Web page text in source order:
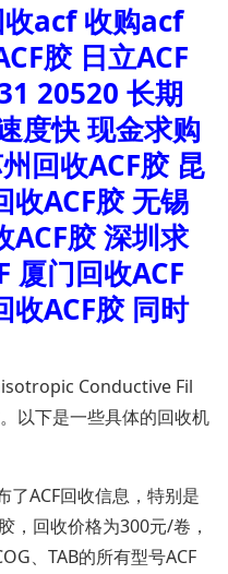
acf 收购acf
胶 日立ACF
20520 长期
度快 现金求购
回收ACF胶 昆
收ACF胶 无锡
ACF胶 深圳求
厦门回收ACF
收ACF胶 同时
Conductive Fil
以下是一些具体的回收机
了ACF回收信息，特别是
，回收价格为300元/卷，
、TAB的所有型号ACF